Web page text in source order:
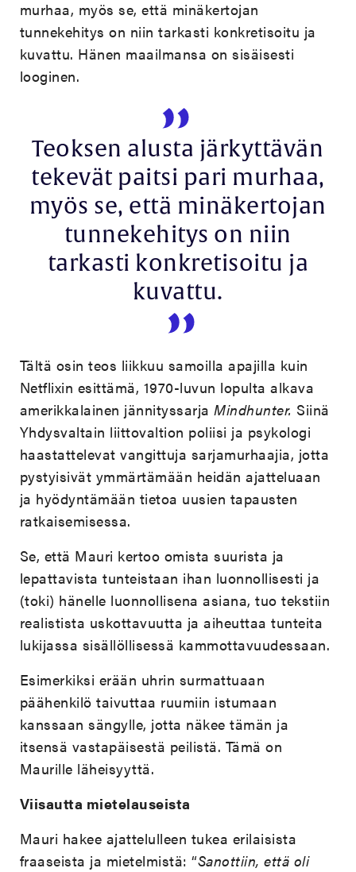
murhaa, myös se, että minäkertojan
tunnekehitys on niin tarkasti konkretisoitu ja
kuvattu. Hänen maailmansa on sisäisesti
looginen.
Teoksen alusta järkyttävän
tekevät paitsi pari murhaa,
myös se, että minäkertojan
tunnekehitys on niin
tarkasti konkretisoitu ja
kuvattu.
Tältä osin teos liikkuu samoilla apajilla kuin
Netflixin esittämä, 1970-luvun lopulta alkava
amerikkalainen jännityssarjaMindhunter. Siinä
Yhdysvaltain liittovaltion poliisi ja psykologi
haastattelevat vangittuja sarjamurhaajia, jotta
pystyisivät ymmärtämään heidän ajatteluaan
ja hyödyntämään tietoa uusien tapausten
ratkaisemisessa.
Se, että Mauri kertoo omista suurista ja
lepattavista tunteistaan ihan luonnollisesti ja
(toki) hänelle luonnollisena asiana, tuo tekstiin
realistista uskottavuutta ja aiheuttaa tunteita
lukijassa sisällöllisessä kammottavuudessaan.
Esimerkiksi erään uhrin surmattuaan
päähenkilö taivuttaa ruumiin istumaan
kanssaan sängylle, jotta näkee tämän ja
itsensä vastapäisestä peilistä. Tämä on
Maurille läheisyyttä.
Viisautta mietelauseista
Mauri hakee ajattelulleen tukea erilaisista
fraaseista ja mietelmistä: “Sanottiin, että oli